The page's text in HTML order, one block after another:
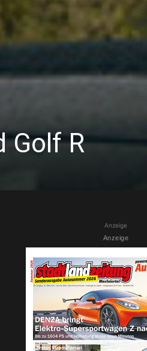
Golf R
Anzeige
Anzeige